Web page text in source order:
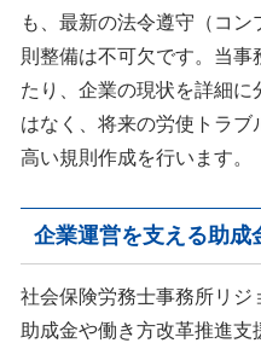
も、最新の法令遵守（コ
則整備は不可欠です。当
たり、企業の現状を詳細
はなく、将来の労使トラ
高い規則作成を行います。
企業運営を支える助成
社会保険労務士事務所リ
助成金や働き方改革推進